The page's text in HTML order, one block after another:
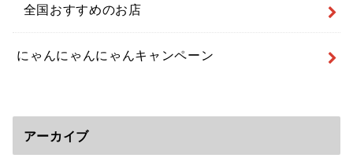
全国おすすめのお店
にゃんにゃんにゃんキャンペーン
アーカイブ